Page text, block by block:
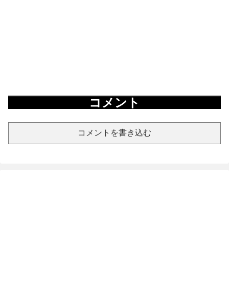
コメント
コメントを書き込む